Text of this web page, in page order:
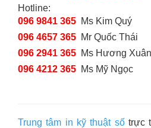
Hotline:
096 9841 365 Ms Kim Quý
096 4657 365 Mr Quốc Thái
096 2941 365 Ms Hương Xuân
096 4212 365 Ms Mỹ Ngọc
Trung tâm in kỹ thuật sốtrực